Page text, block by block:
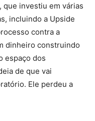
que investiu em várias
incluindo a Upside
contra a
dinheiro construindo
espaço dos
de que vai
Ele perdeu a